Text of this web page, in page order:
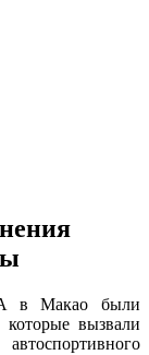
в Макао были
вызвали